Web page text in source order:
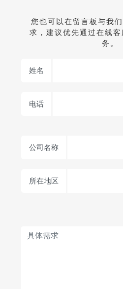
您也可以在留言板与我
求，建议优先通过在线
务。
姓名
电话
公司名称
所在地区